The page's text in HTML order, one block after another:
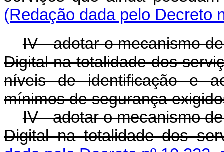
(Redação dada pelo Decreto
IV - adotar o mecanismo
Digital na totalidade dos
níveis de identificação e
mínimos de segurança
IV - adotar o mecanismo
Digital na totalidade dos